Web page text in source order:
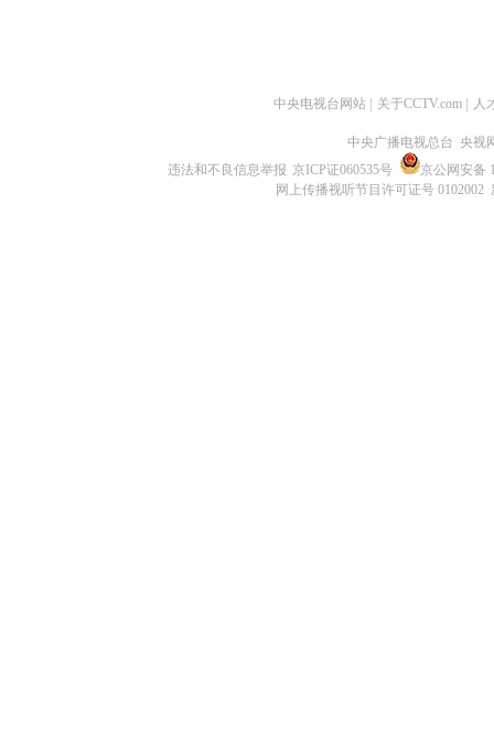
中央电视台网站 关于CCTV.com 人
中央广播电视总台 央视
违法和不良信息举报 京ICP证060535号
京公网安备
网上传播视听节目许可证号 0102002